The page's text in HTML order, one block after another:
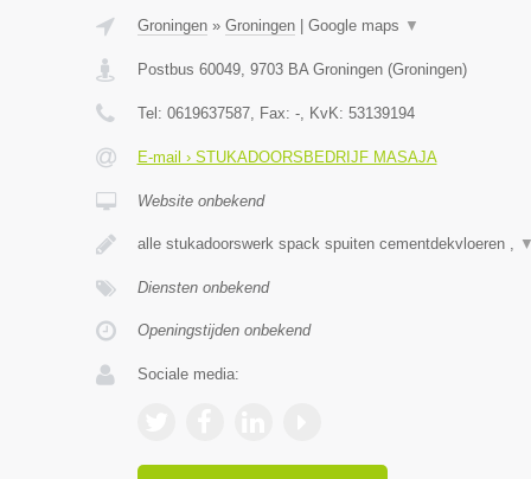
Groningen» Groningen| Google maps ▼
Postbus 60049, 9703 BA Groningen(Groningen)
Tel: 0619637587, Fax: -, KvK: 53139194
E-mail › STUKADOORSBEDRIJF MASAJA
Website onbekend
alle stukadoorswerk spack spuiten cementdekvloeren , ▼
Diensten onbekend
Openingstijden onbekend
Sociale media: